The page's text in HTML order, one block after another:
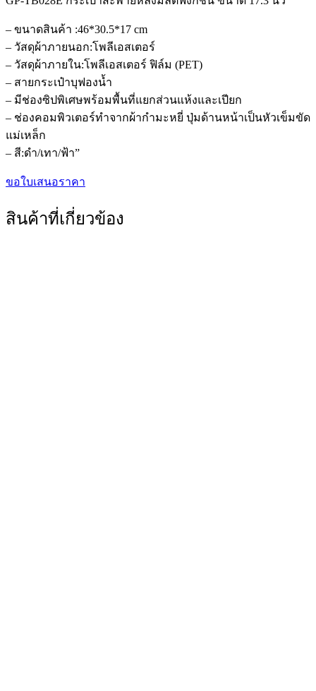
– ขนาดสินค้า :46*30.5*17 cm
– วัสดุผ้าภายนอก:โพลีเอสเตอร์
– วัสดุผ้าภายใน:โพลีเอสเตอร์ ฟิล์ม (PET)
– สายกระเป๋าบุฟองน้ำ
– มีช่องซิปพิเศษพร้อมพื้นที่แยกส่วนแห้งและเปียก
– ช่องคอมพิวเตอร์ทำจากผ้ากำมะหยี่ ปุ่มด้านหน้าเป็นหัวเข็มขัด
แม่เหล็ก
– สี:ดำ/เทา/ฟ้า”
ขอใบเสนอราคา
สินค้าที่เกี่ยวข้อง